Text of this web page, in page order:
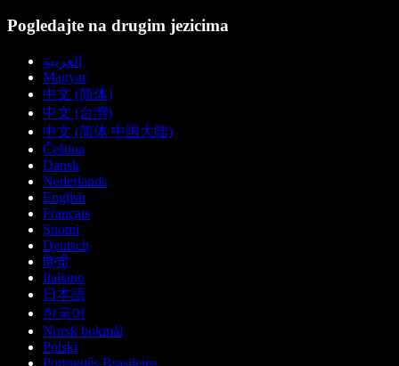
Pogledajte na drugim jezicima
العربية
Magyar
中文 (简体)
中文 (台灣)
中文 (简体 中国大陆)
Čeština
Dansk
Nederlands
English
Français
Suomi
Deutsch
हिन्दी
Italiano
日本語
한국어
Norsk bokmål
Polski
Português Brasileiro